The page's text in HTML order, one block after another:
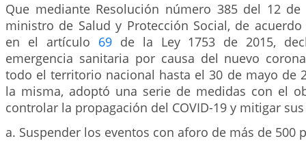
Que mediante Resolución número 385 del 12
ministro de Salud y Protección Social, de
en el artículo 69de la Ley 1753 de 2015,
emergencia sanitaria por causa del nuevo
todo el territorio nacional hasta el 30 de mayo de
la misma, adoptó una serie de medidas con el
controlar la propagación del COVID-19 y mitigar
a. Suspender los eventos con aforo de más de 500